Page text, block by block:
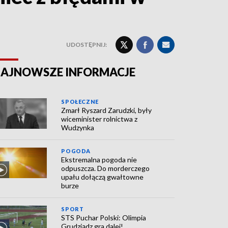
UDOSTĘPNIJ:
INFORMACJE
SPOŁECZNE
Zmarł Ryszard Zarudzki, były
wiceminister rolnictwa z
Wudzynka
POGODA
Ekstremalna pogoda nie
odpuszcza. Do morderczego
upału dołączą gwałtowne
burze
SPORT
STS Puchar Polski: Olimpia
Grudziądz gra dalej!